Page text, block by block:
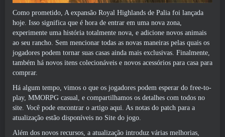
Como prometido, A expansão Royal Highlands de Palia foi lançada
hoje. Isso significa que é hora de entrar em uma nova zona,
experimente uma história totalmente nova, e adicione novos animais
ao seu rancho. Sem mencionar todas as novas maneiras pelas quais os
jogadores podem tornar suas casas ainda mais exclusivas. Finalmente,
também há novos itens colecionáveis ​​e novos acessórios para casa para
comprar.
Há algum tempo, vimos o que os jogadores podem esperar do free-to-
play, MMORPG casual, e compartilhamos os detalhes com todos no
site. Você pode encontrar o artigo aqui. As notas do patch para a
atualização estão disponíveis no Site do jogo.
Além dos novos recursos, a atualização introduz várias melhorias,